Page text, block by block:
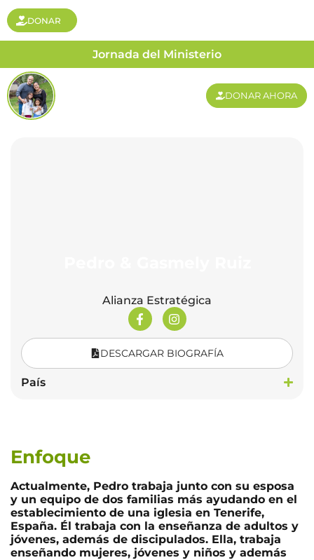
DONAR
Jornada del Ministerio
DONAR AHORA
Alianza Estratégica
DESCARGAR BIOGRAFÍA
País
Enfoque
Actualmente, Pedro trabaja junto con su esposa
y un equipo de dos familias más ayudando en el
establecimiento de una iglesia en Tenerife,
España. Él trabaja con la enseñanza de adultos y
jóvenes, además de discipulados. Ella, trabaja
enseñando mujeres, jóvenes y niños y además